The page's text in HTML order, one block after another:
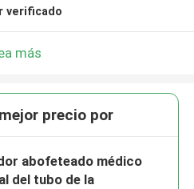
verificado
más
precio por
abofeteado médico
del tubo de la